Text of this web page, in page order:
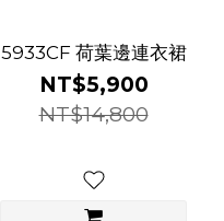
5933CF 荷葉邊連衣裙
NT$5,900
NT$14,800